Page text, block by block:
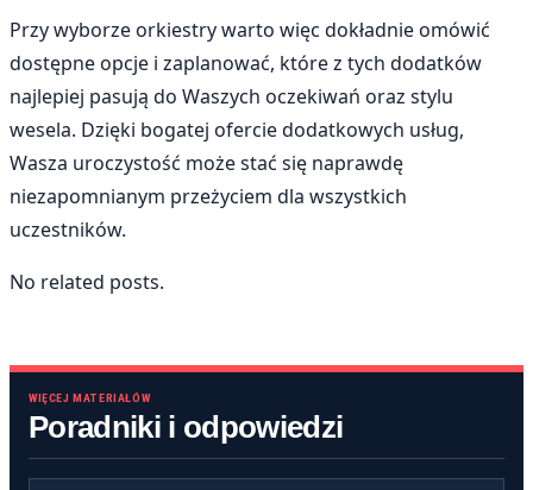
WIĘCEJ MATERIAŁÓW
Poradniki i odpowiedzi
Przy wyborze orkiestry warto więc dokładnie omówić
dostępne opcje i zaplanować, które z tych dodatków
najlepiej pasują do Waszych oczekiwań oraz stylu
wesela. Dzięki bogatej ofercie dodatkowych usług,
Wasza uroczystość może stać się naprawdę
niezapomnianym przeżyciem dla wszystkich
uczestników.
No related posts.